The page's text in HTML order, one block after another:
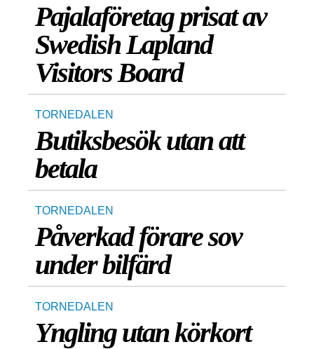
Pajalaföretag prisat av
Swedish Lapland
Visitors Board
TORNEDALEN
Butiksbesök utan att
betala
TORNEDALEN
Påverkad förare sov
under bilfärd
TORNEDALEN
Yngling utan körkort